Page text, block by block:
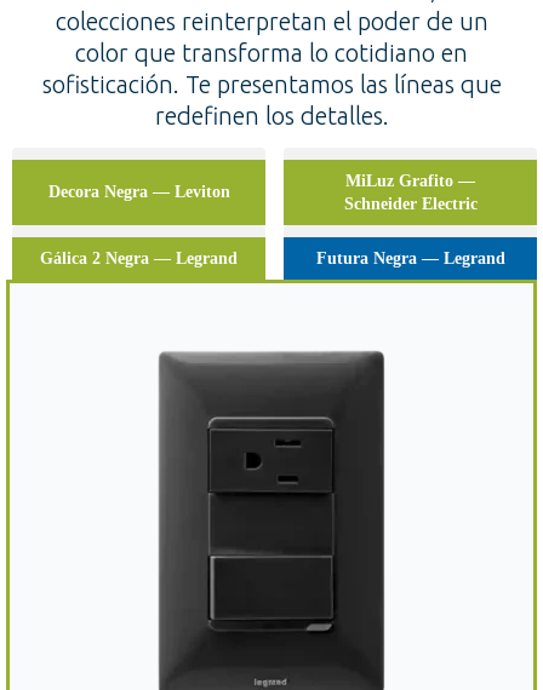
colecciones reinterpretan el poder de un
color que transforma lo cotidiano en
sofisticación. Te presentamos las líneas que
redefinen los detalles.
Decora Negra — Leviton
MiLuz Grafito —
Schneider Electric
Gálica 2 Negra — Legrand Futura Negra — Legrand